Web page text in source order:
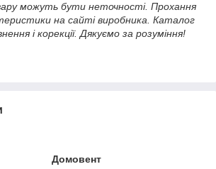
можуть бути неточності. Прохання
на сайті виробника. Каталог
і корекції. Дякуємо за розуміння!
Домовент